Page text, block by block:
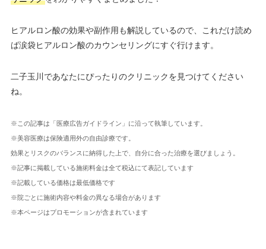
ヒアルロン酸の効果や副作用も解説しているので、これだけ読め
ば涙袋ヒアルロン酸のカウンセリングにすぐ行けます。
二子玉川であなたにぴったりのクリニックを見つけてください
ね。
※この記事は「医療広告ガイドライン」に沿って執筆しています。
※美容医療は保険適用外の自由診療です。
効果とリスクのバランスに納得した上で、自分に合った治療を選びましょう。
※記事に掲載している施術料金は全て税込にて表記しています
※記載している価格は最低価格です
※院ごとに施術内容や料金の異なる場合があります
※本ページはプロモーションが含まれています